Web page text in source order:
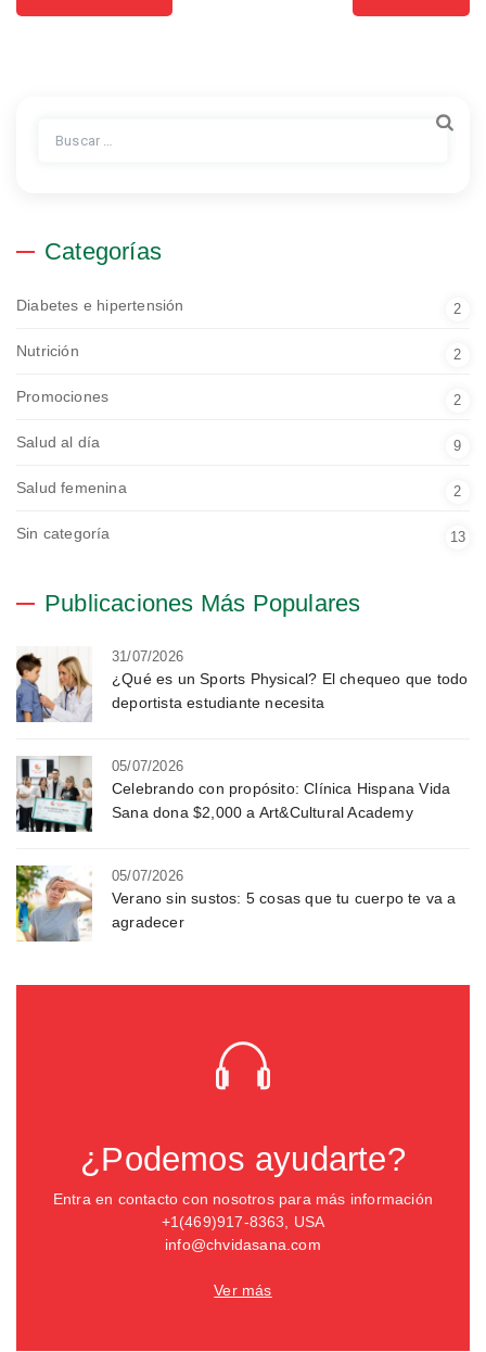
Categorías
Diabetes e hipertensión 2
Nutrición 2
Promociones 2
Salud al día 9
Salud femenina 2
Sin categoría 13
Publicaciones Más Populares
31/07/2026
¿Qué es un Sports Physical? El chequeo que todo
deportista estudiante necesita
05/07/2026
Celebrando con propósito: Clínica Hispana Vida
Sana dona $2,000 a Art&Cultural Academy
05/07/2026
Verano sin sustos: 5 cosas que tu cuerpo te va a
agradecer
¿Podemos ayudarte?
Entra en contacto con nosotros para más información
+1(469)917-8363, USA
info@chvidasana.com
Ver más